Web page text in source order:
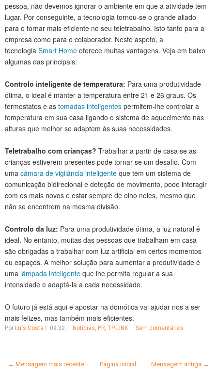
pessoa, não devemos ignorar o ambiente em que a atividade tem
lugar. Por conseguinte, a tecnologia tornou-se o grande aliado
para o tornar mais eficiente no seu teletrabalho. Isto tanto para a
empresa como para o colaborador. Neste aspeto, a
tecnologia Smart Home oferece muitas vantagens. Veja em baixo
algumas das principais:
Controlo inteligente de temperatura: Para uma produtividade
ótima, o ideal é manter a temperatura entre 21 e 26 graus. Os
termóstatos e as tomadas inteligentes permitem-lhe controlar a
temperatura em sua casa ligando o sistema de aquecimento nas
alturas que melhor se adaptem às suas necessidades.
Teletrabalho com crianças? Trabalhar a partir de casa se as
crianças estiverem presentes pode tornar-se um desafio. Com
uma câmara de vigilância inteligente que tem um sistema de
comunicação bidirecional e deteção de movimento, pode interagir
com os mais novos e estar sempre de olho neles, mesmo que
não se encontrem na mesma divisão.
Controlo da luz: Para uma produtividade ótima, a luz natural é
ideal. No entanto, muitas das pessoas que trabalham em casa
são obrigadas a trabalhar com luz artificial em certos momentos
ou espaços. A melhor solução para aumentar a produtividade é
uma lâmpada inteligente que lhe permita regular a sua
intensidade e adaptá-la a cada necessidade.
O futuro já está aqui e apostar na domótica vai ajudar-nos a ser
mais felizes, mas também mais eficientes.
Por Luís Costa 09:32 Notícias, PR, TP-LINK Sem comentários
← Mensagem mais recente Mensagem antiga →
Página inicial